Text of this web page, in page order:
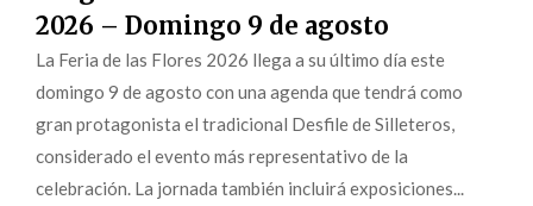
2026 – Domingo 9 de agosto
La Feria de las Flores 2026 llega a su último día este
domingo 9 de agosto con una agenda que tendrá como
gran protagonista el tradicional Desfile de Silleteros,
considerado el evento más representativo de la
celebración. La jornada también incluirá exposiciones...